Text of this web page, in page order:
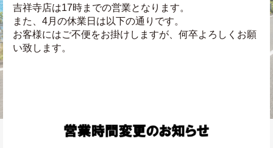
吉祥寺店は17時までの営業となります。
また、4月の休業日は以下の通りです。
お客様にはご不便をお掛けしますが、何卒よろしくお願
い致します。